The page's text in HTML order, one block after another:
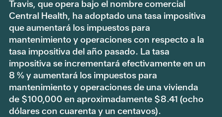
Travis, que opera bajo el nombre comercial
Central Health, ha adoptado una tasa impositiva
que aumentará los impuestos para
mantenimiento y operaciones con respecto a la
tasa impositiva del año pasado. La tasa
impositiva se incrementará efectivamente en un
8 % y aumentará los impuestos para
mantenimiento y operaciones de una vivienda
de $100,000 en aproximadamente $8.41 (ocho
dólares con cuarenta y un centavos).